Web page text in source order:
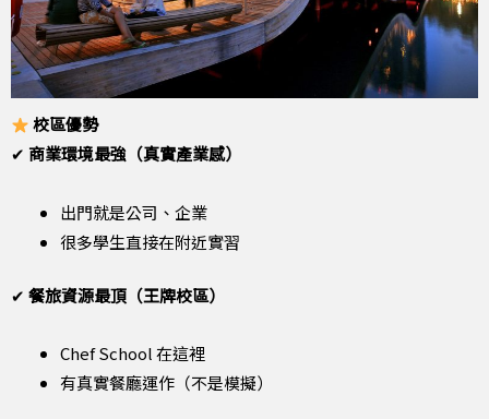
校區優勢
✔ 商業環境最強（真實產業感）
出門就是公司、企業
很多學生直接在附近實習
✔ 餐旅資源最頂（王牌校區）
Chef School 在這裡
有真實餐廳運作（不是模擬）